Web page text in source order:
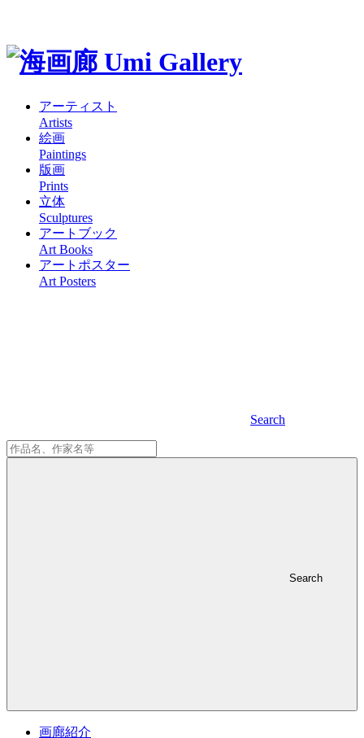
アーティスト
Artists
絵画
Paintings
版画
Prints
立体
Sculptures
アートブック
Art Books
アートポスター
Art Posters
Search
Search
画廊紹介